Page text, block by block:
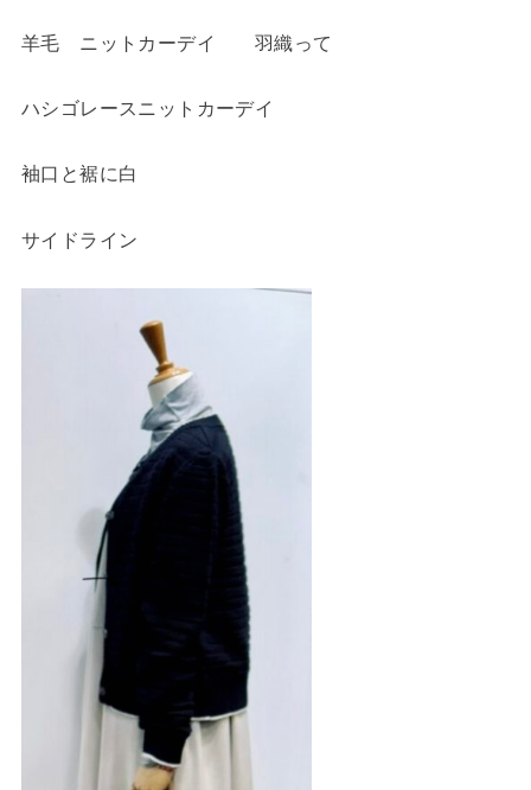
羊毛 ニットカーデイ 羽織って
ハシゴレースニットカーデイ
袖口と裾に白
サイドライン